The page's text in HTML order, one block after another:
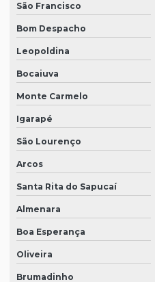
São Francisco
Bom Despacho
Leopoldina
Bocaiuva
Monte Carmelo
Igarapé
São Lourenço
Arcos
Santa Rita do Sapucaí
Almenara
Boa Esperança
Oliveira
Brumadinho